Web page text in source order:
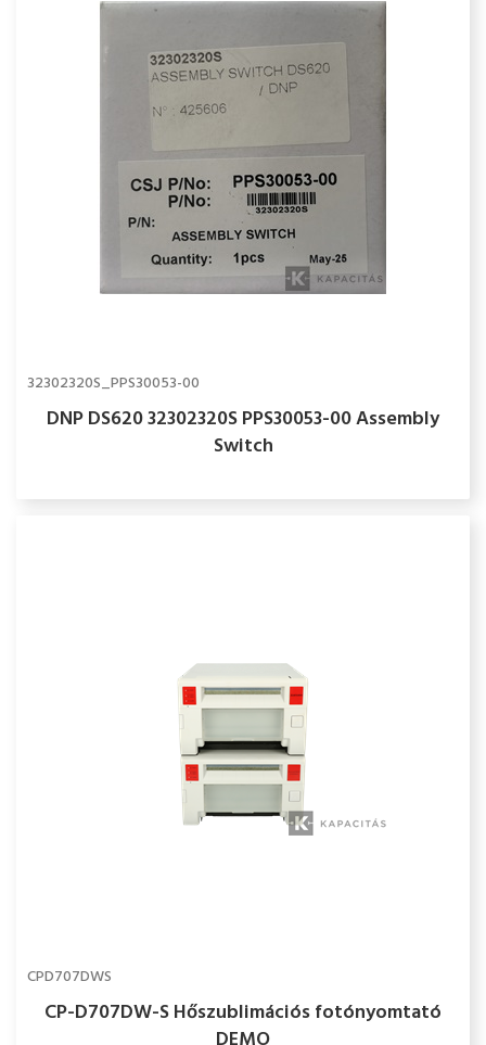
32302320S_PPS30053-00
DNP DS620 32302320S PPS30053-00 Assembly
Switch
CPD707DWS
CP-D707DW-S Hőszublimációs fotónyomtató